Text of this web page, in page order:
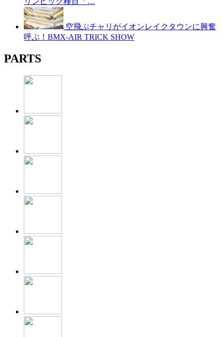
空飛ぶチャリがイオンレイクタウンに興奮
呼ぶ！BMX-AIR TRICK SHOW
PARTS